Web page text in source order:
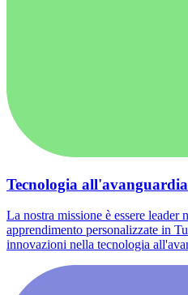
Tecnologia all'avanguardia
La nostra missione è essere leader
apprendimento personalizzate in
innovazioni nella tecnologia